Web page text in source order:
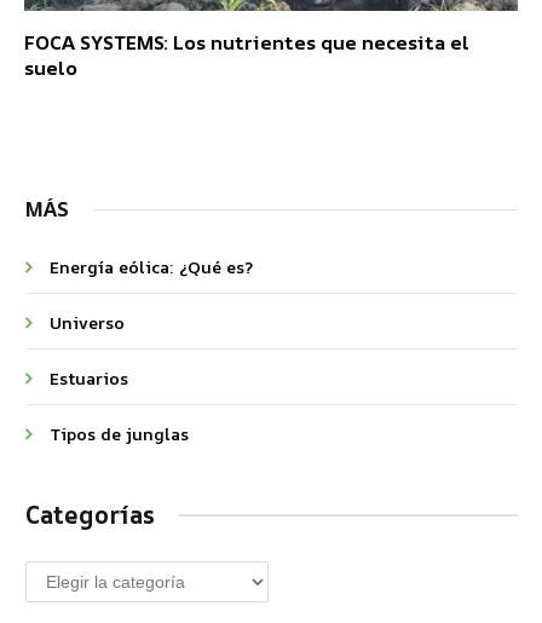
FOCA SYSTEMS: Los nutrientes que necesita el
suelo
MÁS
Energía eólica: ¿Qué es?
Universo
Estuarios
Tipos de junglas
Categorías